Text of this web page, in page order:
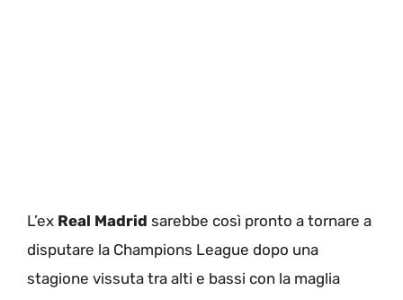
L’ex Real Madrid sarebbe così pronto a tornare a
disputare la Champions League dopo una
stagione vissuta tra alti e bassi con la maglia